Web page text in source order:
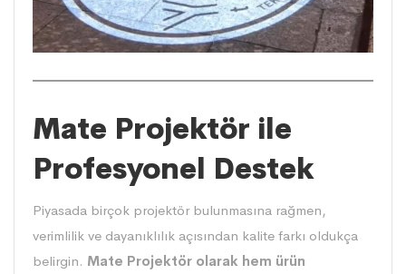
Mate Projektör ile
Profesyonel Destek
Piyasada birçok projektör bulunmasına rağmen,
verimlilik ve dayanıklılık açısından kalite farkı oldukça
belirgin. Mate Projektör olarak hem ürün